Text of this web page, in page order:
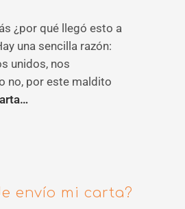
¿por qué llegó esto a
una sencilla razón:
unidos, nos
no, por este maldito
envío mi carta?